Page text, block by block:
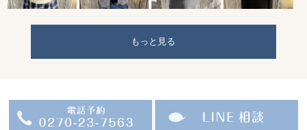
もっと見る